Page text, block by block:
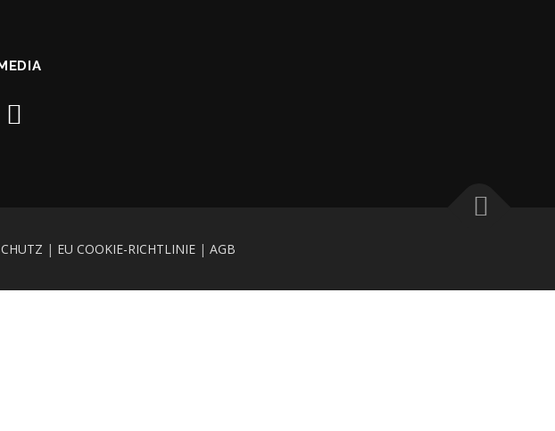
| EU COOKIE-RICHTLINIE | AGB